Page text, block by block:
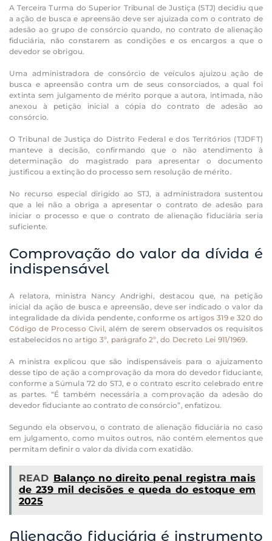
A Terceira Turma do Superior Tribunal de Justiça (STJ) decidiu que
a ação de busca e apreensão deve ser ajuizada com o contrato de
adesão ao grupo de consórcio quando, no contrato de alienação
fiduciária, não constarem as condições e os encargos a que o
devedor se obrigou.
Uma administradora de consórcio de veículos ajuizou ação de
busca e apreensão contra um de seus consorciados, a qual foi
extinta sem julgamento de mérito porque a autora, intimada, não
anexou à petição inicial a cópia do contrato de adesão ao
consórcio.
O Tribunal de Justiça do Distrito Federal e dos Territórios (TJDFT)
manteve a decisão, confirmando que o não atendimento à
determinação do magistrado para apresentar o documento
justificou a extinção do processo sem resolução de mérito.
No recurso especial dirigido ao STJ, a administradora sustentou
que a lei não a obriga a apresentar o contrato de adesão para
iniciar o processo e que o contrato de alienação fiduciária seria
suficiente.
Comprovação do valor da dívida é
indispensável
A relatora, ministra Nancy Andrighi, destacou que, na petição
inicial da ação de busca e apreensão, deve ser indicado o valor da
integralidade da dívida pendente, conforme os artigos 319 e 320 do
Código de Processo Civil, além de serem observados os requisitos
estabelecidos noartigo 3º, parágrafo 2º, do Decreto Lei 911/1969.
A ministra explicou que são indispensáveis para o ajuizamento
desse tipo de ação a comprovação da mora do devedor fiduciante,
conforme a Súmula 72 do STJ, e o contrato escrito celebrado entre
as partes. “É também necessária a comprovação da adesão do
devedor fiduciante ao contrato de consórcio”, enfatizou.
Segundo ela observou, o contrato de alienação fiduciária no caso
em julgamento, como muitos outros, não contém elementos que
permitam definir o valor da dívida com exatidão.
READ Balanço no direito penal registra mais
de 239 mil decisões e queda do estoque em
2025
Alienação fiduciária é instrumento